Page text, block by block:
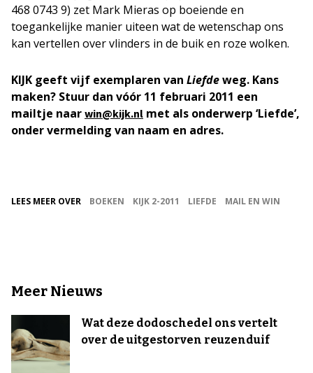
468 0743 9) zet Mark Mieras op boeiende en
toegankelijke manier uiteen wat de wetenschap ons
kan vertellen over vlinders in de buik en roze wolken.
KIJK geeft vijf exemplaren van Liefdeweg. Kans
maken? Stuur dan vóór 11 februari 2011 een
mailtje naar win@kijk.nl met als onderwerp ‘Liefde’,
onder vermelding van naam en adres.
LEES MEER OVER BOEKEN KIJK 2-2011 LIEFDE MAIL EN WIN
Meer Nieuws
Wat deze dodoschedel ons vertelt
over de uitgestorven reuzenduif